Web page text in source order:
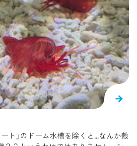
は水槽に隣接する「cafe R.O.F」から
とメスは腹部の形が違います。丸く
徴です。卵のお世話は孵化する3月頃
ひお立ち寄りください。（小さい卵
恐怖症の方はご注意を...）
ト」のドーム水槽を除くと...なんか殻